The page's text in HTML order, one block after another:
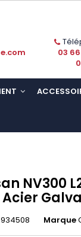
03
NV300
Marque